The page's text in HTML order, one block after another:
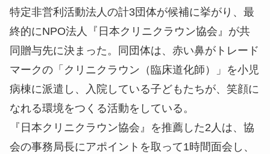
特定非営利活動法人の計3団体が候補に挙がり、最
終的にNPO法人『日本クリニクラウン協会』が共
同贈与先に決まった。同団体は、赤い鼻がトレード
マークの「クリニクラウン（臨床道化師）」を小児
病棟に派遣し、入院している子どもたちが、笑顔に
なれる環境をつくる活動をしている。
『日本クリニクラウン協会』を推薦した2人は、協
会の事務局長にアポイントを取って1時間面会し、